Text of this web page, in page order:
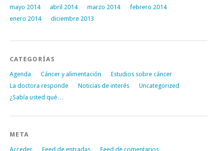
mayo 2014
abril 2014 marzo 2014
febrero 2014
enero 2014
diciembre 2013
CATEGORÍAS
Agenda Cáncer y alimentación
Estudios sobre cáncer
La doctora responde
Noticias de interés
Uncategorized
¿Sabía usted qué…
META
Acceder Feed de entradas Feed de comentarios